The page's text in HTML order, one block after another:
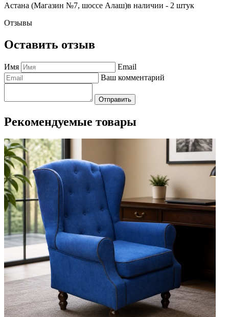
Астана (Магазин №7, шоссе Алаш)в наличии - 2 штук
Отзывы
Оставить отзыв
Имя
Email
Ваш комментарий
Отправить
Рекомендуемые товары